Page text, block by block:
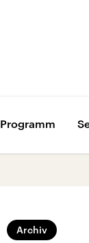
Programm
Archiv